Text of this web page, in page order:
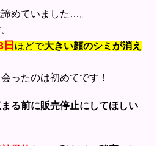
めていました…。
日 ほどで大きい顔のシミが消え
ったのは初めてです！
る前に販売停止にしてほしい